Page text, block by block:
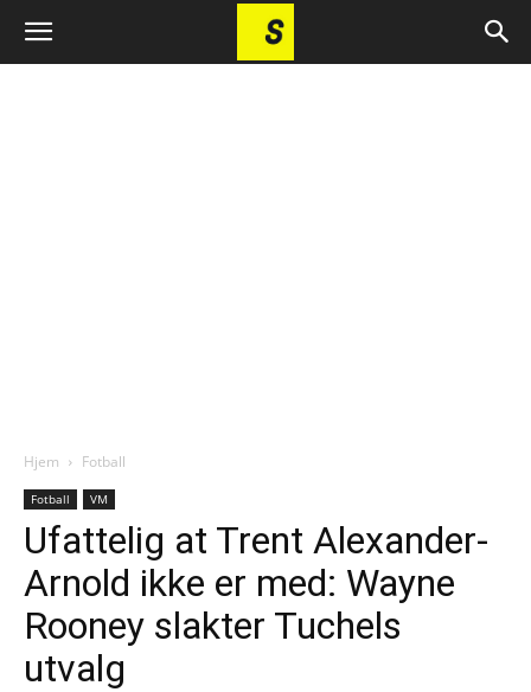
Hjem Fotball
Fotball VM
Ufattelig at Trent Alexander-
Arnold ikke er med: Wayne
Rooney slakter Tuchels
utvalg